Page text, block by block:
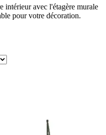
intérieur avec l'étagère murale
pour votre décoration.